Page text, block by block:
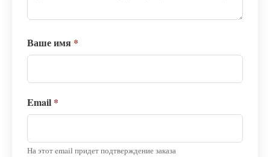
Ваше имя *
Email *
На этот email придет подтверждение заказа